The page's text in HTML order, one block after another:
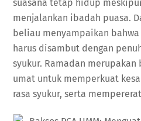
suasana tetap hidup
menjalankan ibadah puasa.
beliau menyampaikan
harus disambut dengan
syukur. Ramadan merupakan
umat untuk memperkuat
rasa syukur, serta